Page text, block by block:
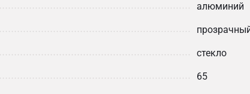
алюминий
стекло
65